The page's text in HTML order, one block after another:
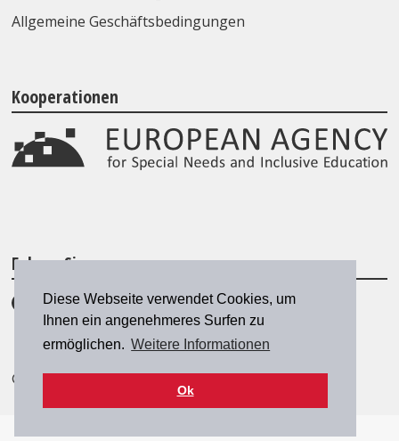
Diese Webseite verwendet Cookies, um
Ihnen ein angenehmeres Surfen zu
ermöglichen. Weitere Informationen
Ok
Allgemeine Geschäftsbedingungen
Kooperationen
Folgen Sie uns
© 2026 SZH/CSPS|szh@szh.ch